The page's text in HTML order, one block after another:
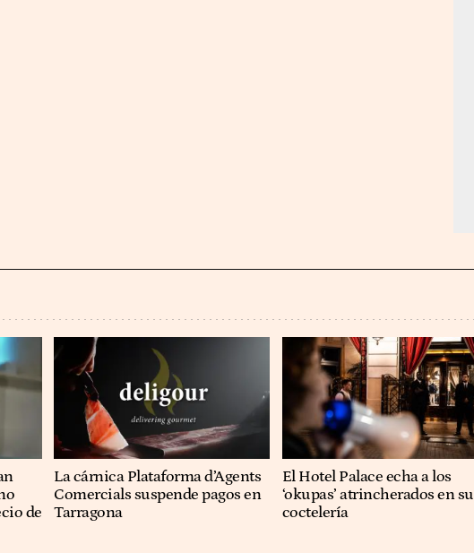
de
La cárnica Plataforma d’Agents
Comercials suspende pagos en
Tarragona
El Hotel Palace echa a los
‘okupas’ atrincherados en su
coctelería